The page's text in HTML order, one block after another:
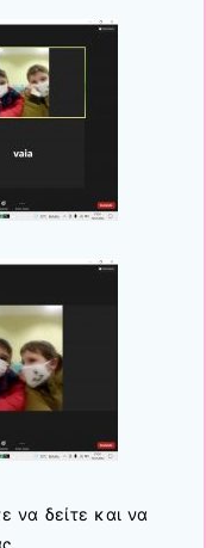
να δείτε και να